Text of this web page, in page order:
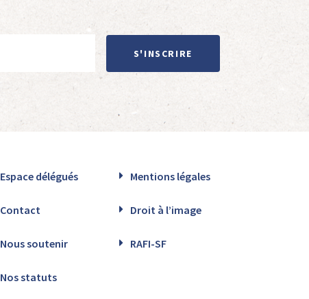
S'INSCRIRE
Espace délégués Mentions légales
Contact Droit à l’image
Nous soutenir RAFI-SF
Nos statuts